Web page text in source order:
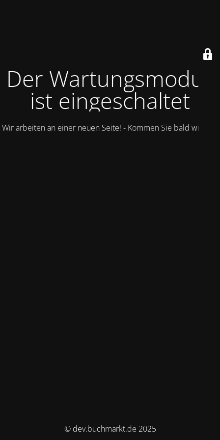
Der Wartungsmodus
ist eingeschaltet
Wir arbeiten an einer neuen Seite! - Kommen Sie bald wieder.
© dev.buchmarkt.de 2025